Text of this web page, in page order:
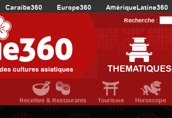
Caraibe360 Europe360 AmériqueLatine360
Recherche :
THEMATIQUES
Recettes & Restaurants Tourisme Horoscope